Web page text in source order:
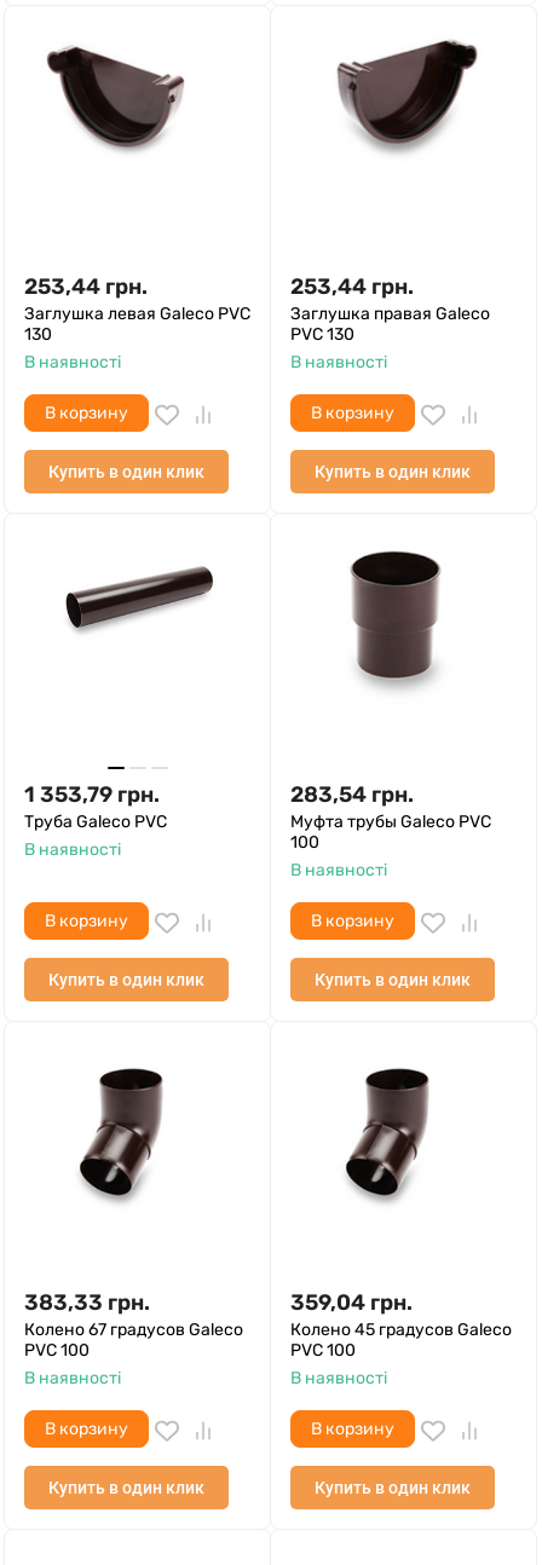
253,44 грн.
Заглушка левая Galeco PVC
130
В наявності
В корзину
Купить в один клик
253,44 грн.
Заглушка правая Galeco
PVC 130
В наявності
В корзину
Купить в один клик
1 353,79 грн.
Труба Galeco PVC
В наявності
В корзину
Купить в один клик
283,54 грн.
Муфта трубы Galeco PVC
100
В наявності
В корзину
Купить в один клик
383,33 грн.
Колено 67 градусов Galeco
PVC 100
В наявності
В корзину
Купить в один клик
359,04 грн.
Колено 45 градусов Galeco
PVC 100
В наявності
В корзину
Купить в один клик